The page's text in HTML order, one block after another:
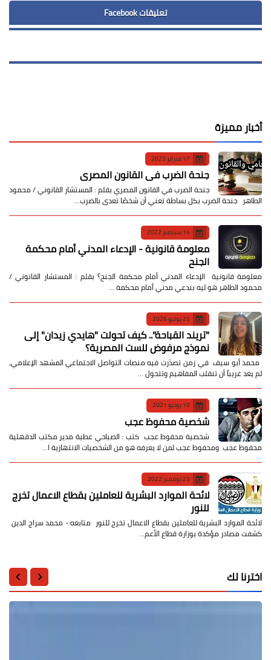
تعليقات Facebook
أخبار مميزة
17 فبراير 2023
جنحة الضرب في القانون المصري
جنحة الضرب في القانون المصري بقلم : المستشار القانوني / محمود
الطاهر جنحة الضرب بكل بساطة تعني أن شخصًا تعدى بالضرب…
14 سبتمبر 2022
معلومة قانونية - الإدعاء المدني أمام محكمة
الجنح
معلومة قانونية الإدعاء المدني أمام محكمة الجنح؟ بقلم : المستشار القانوني /
محمود الطاهر هو ليه بندعي مدني أمام محكمة …
25 يوليو 2026
​"تريند القباحة".. كيف تحولت "هايدي زيدان" إلى
نموذج مرفوض للست المصرية؟
​ محمد أبو سيف ​في زمن تصدّرت فيه منصات التواصل الاجتماعي المشهد الإعلامي،
لم يعد غريباً أن تنقلب المفاهيم وتتحول …
10 يونيو 2021
شخصية محفوظ عجب
شخصية محفوظ عجب كتب : الصباحي عطية مدير مكتب الدقهلية
محفوظ عجب ومحفوظ عجب لمن لا يعرفه هو من الشخصيات الانتهازية ا…
23 نوفمبر 2022
لائحة الموارد البشرية للعاملين بقطاع الاعمال تخرج
للنور
لائحة الموارد البشرية للعاملين بقطاع الاعمال تخرج للنور متابعه:- محمد سراج الدين
كشفت مصادر مؤكدة بوزارة قطاع الأعم…
اخترنا لك